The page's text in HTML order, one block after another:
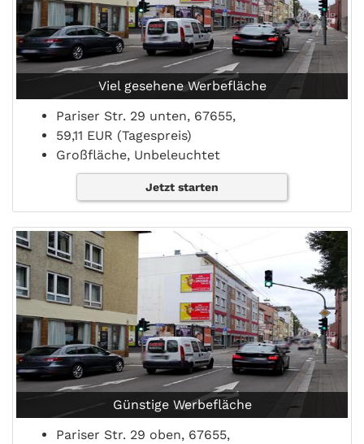
Viel gesehene Werbefläche
Pariser Str. 29 unten, 67655,
59,11 EUR (Tagespreis)
Großfläche, Unbeleuchtet
Jetzt starten
Günstige Werbefläche
Pariser Str. 29 oben, 67655,